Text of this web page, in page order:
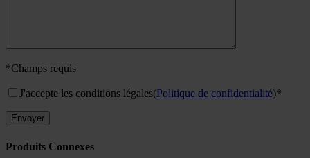
*Champs requis
J'accepte les conditions légales(Politique de confidentialité)*
Produits Connexes